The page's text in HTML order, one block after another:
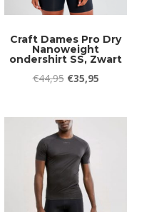
Craft Dames Pro Dry
Nanoweight
ondershirt SS, Zwart
€44,95 Oorspronkelijke
was:
€44,95.
€35,95Huidige
is: